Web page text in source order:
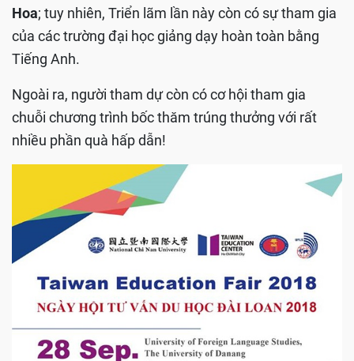
Hoa; tuy nhiên, Triển lãm lần này còn có sự tham gia
của các trường đại học giảng dạy hoàn toàn bằng
Tiếng Anh.
Ngoài ra, người tham dự còn có cơ hội tham gia
chuỗi chương trình bốc thăm trúng thưởng với rất
nhiều phần quà hấp dẫn!